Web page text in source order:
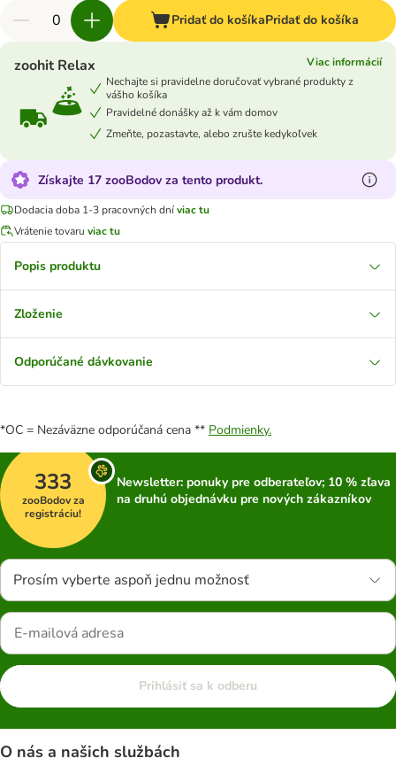
Pridať do košíkaPridať do košíka
zoohit Relax
Viac informácií
Nechajte si pravidelne doručovať vybrané produkty z
vášho košíka
Pravidelné donášky až k vám domov
Zmeňte, pozastavte, alebo zrušte kedykoľvek
Získajte 17 zooBodov za tento produkt.
Dodacia doba 1-3 pracovných dníviac tu
Vrátenie tovaru viac tu
Popis produktu
Zloženie
Odporúčané dávkovanie
*OC = Nezáväzne odporúčaná cena ** Podmienky.
333
zooBodov za
registráciu!
Newsletter: ponuky pre odberateľov; 10 % zľava
na druhú objednávku pre nových zákazníkov
Prosím vyberte aspoň jednu možnosť
Prihlásiť sa k odberu
O nás a našich službách